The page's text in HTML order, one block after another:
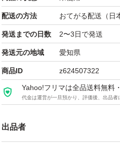
配送の方法 おてがる配送（日
発送までの日数 2〜3日で発送
発送元の地域 愛知県
商品ID z624507322
Yahoo!フリマは全品送料無料
代金は運営が一旦預かり、評価後、出品者
出品者